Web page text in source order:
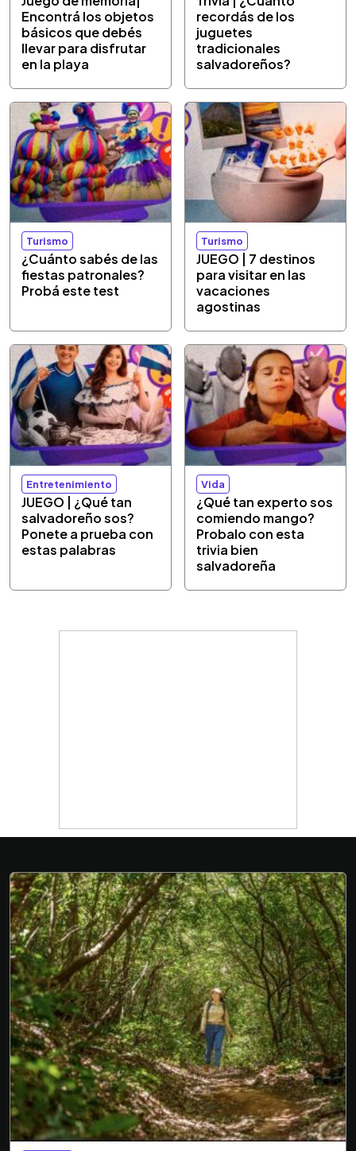
Encontrá los objetos
básicos que debés
llevar para disfrutar
en la playa
recordás de los
juguetes
tradicionales
salvadoreños?
Turismo
¿Cuánto sabés de las
fiestas patronales?
Probá este test
Turismo
JUEGO | 7 destinos
para visitar en las
vacaciones
agostinas
Entretenimiento
JUEGO | ¿Qué tan
salvadoreño sos?
Ponete a prueba con
estas palabras
Vida
¿Qué tan experto sos
comiendo mango?
Probalo con esta
trivia bien
salvadoreña